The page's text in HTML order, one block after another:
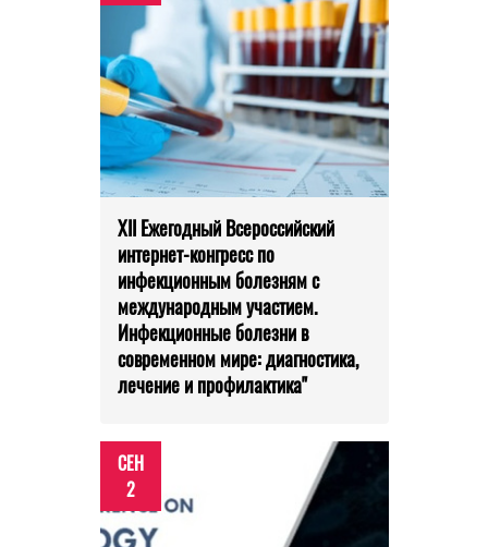
XII Ежегодный Всероссийский
интернет-конгресс по
инфекционным болезням с
международным участием.
Инфекционные болезни в
современном мире: диагностика,
лечение и профилактика"
СЕН
2